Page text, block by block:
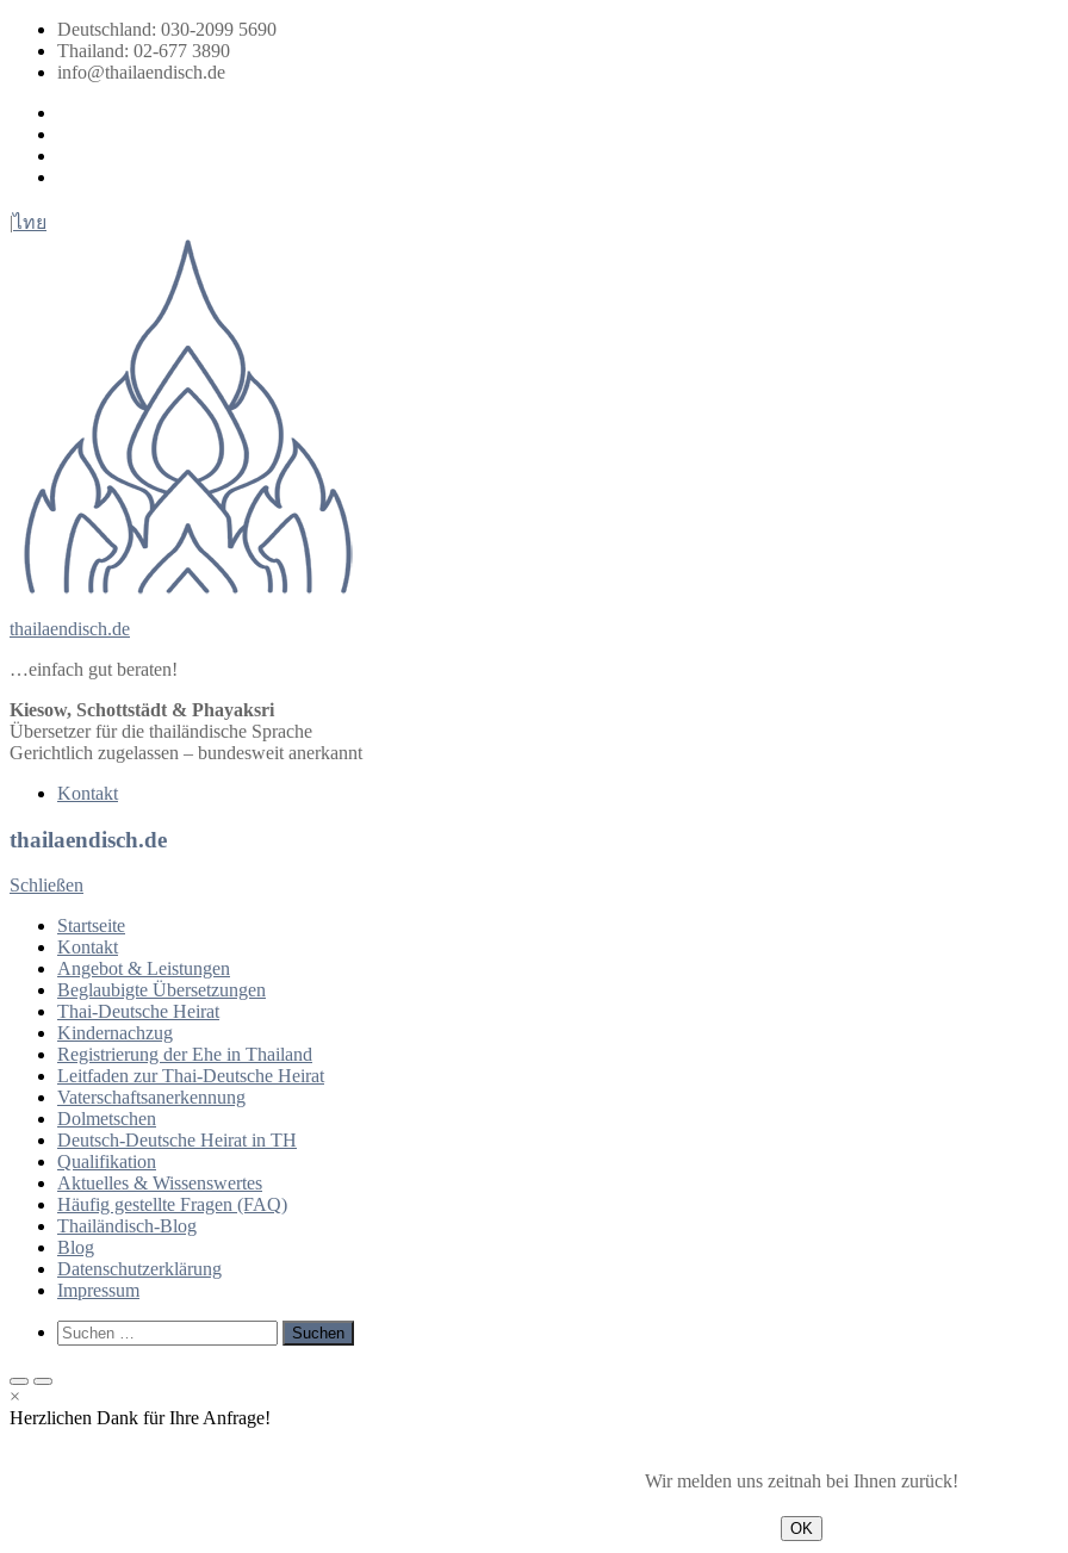
Zum
Inhalt
springen
Deutschland: 030-2099 5690
Thailand: 02-677 3890
info@thailaendisch.de
|ไทย
thailaendisch.de
…einfach gut beraten!
Kiesow, Schottstädt & Phayaksri
Übersetzer für die thailändische Sprache
Gerichtlich zugelassen – bundesweit anerkannt
Kontakt
thailaendisch.de
Schließen
Startseite
Kontakt
Angebot & Leistungen
Beglaubigte Übersetzungen
Thai-Deutsche Heirat
Kindernachzug
Registrierung der Ehe in Thailand
Leitfaden zur Thai-Deutsche Heirat
Vaterschaftsanerkennung
Dolmetschen
Deutsch-Deutsche Heirat in TH
Qualifikation
Aktuelles & Wissenswertes
Häufig gestellte Fragen (FAQ)
Thailändisch-Blog
Blog
Datenschutzerklärung
Impressum
Such-
Formular
Suchen
nach:
Primäres
Menü
für
Primäres
Menü
für
×
Herzlichen Dank für Ihre Anfrage!
Wir melden uns zeitnah bei Ihnen zurück!
OK